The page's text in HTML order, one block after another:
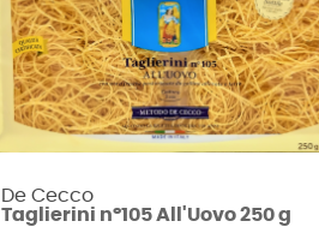
De Cecco
Taglierini n°105 All'Uovo 250 g